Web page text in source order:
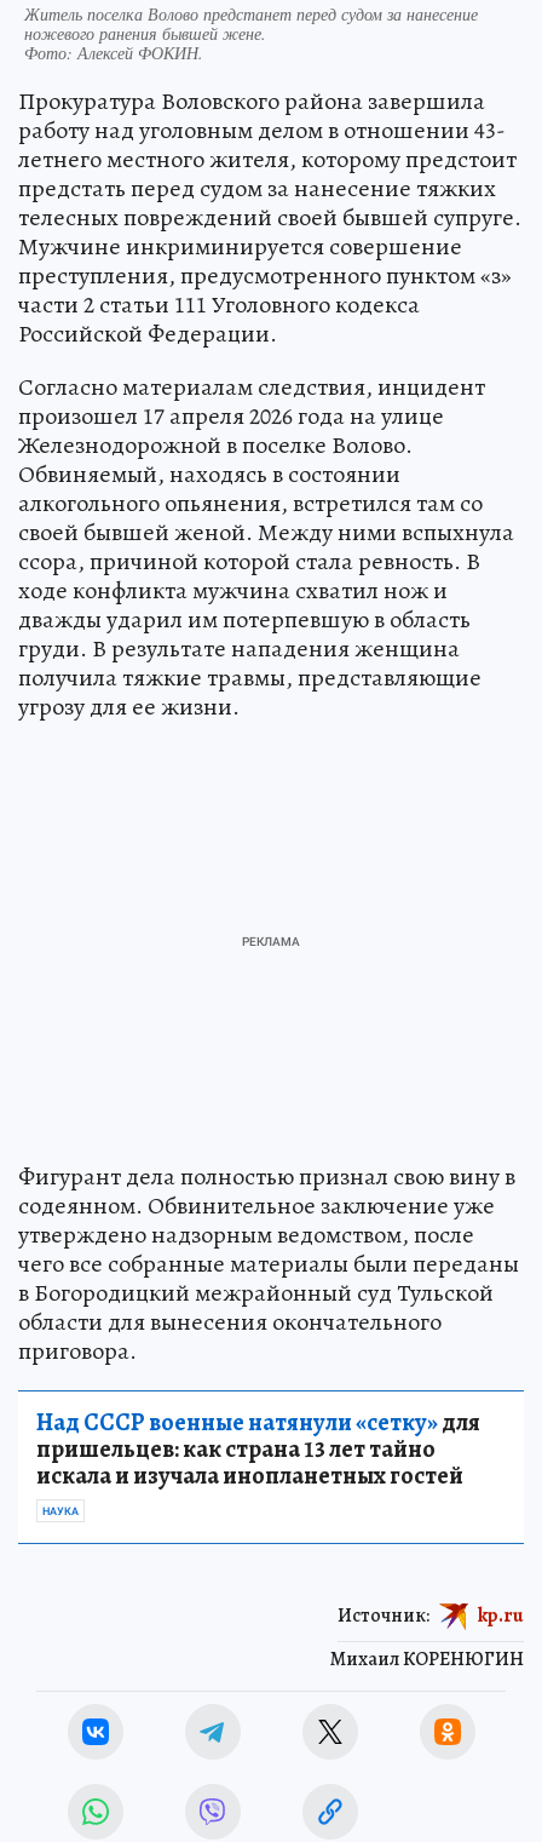
Житель поселка Волово предстанет перед судом за нанесение
ножевого ранения бывшей жене.
Фото: Алексей ФОКИН.
Прокуратура Воловского района завершила
работу над уголовным делом в отношении 43-
летнего местного жителя, которому предстоит
предстать перед судом за нанесение тяжких
телесных повреждений своей бывшей супруге.
Мужчине инкриминируется совершение
преступления, предусмотренного пунктом «з»
части 2 статьи 111 Уголовного кодекса
Российской Федерации.
Согласно материалам следствия, инцидент
произошел 17 апреля 2026 года на улице
Железнодорожной в поселке Волово.
Обвиняемый, находясь в состоянии
алкогольного опьянения, встретился там со
своей бывшей женой. Между ними вспыхнула
ссора, причиной которой стала ревность. В
ходе конфликта мужчина схватил нож и
дважды ударил им потерпевшую в область
груди. В результате нападения женщина
получила тяжкие травмы, представляющие
угрозу для ее жизни.
Фигурант дела полностью признал свою вину в
содеянном. Обвинительное заключение уже
утверждено надзорным ведомством, после
чего все собранные материалы были переданы
в Богородицкий межрайонный суд Тульской
области для вынесения окончательного
приговора.
Над СССР военные натянули «сетку»для
пришельцев: как страна 13 лет тайно
искала и изучала инопланетных гостей
НАУКА
Михаил КОРЕНЮГИН
Источник: kp.ru